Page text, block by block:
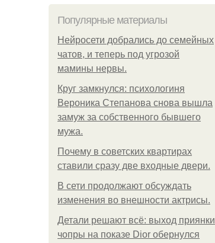
Популярные материалы
Нейросети добрались до семейных
чатов, и теперь под угрозой
мамины нервы.
Круг замкнулся: психологиня
Вероника Степанова снова вышла
замуж за собственного бывшего
мужа.
Почему в советских квартирах
ставили сразу две входные двери.
В сети продолжают обсуждать
изменения во внешности актрисы.
Детали решают всё: выход приянки
чопры на показе Dior обернулся